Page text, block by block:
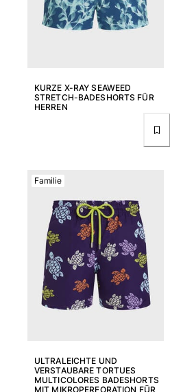
KURZE X-RAY SEAWEED
STRETCH-BADESHORTS FÜR
HERREN
ULTRALEICHTE UND
VERSTAUBARE TORTUES
MULTICOLORES BADESHORTS
MIT MIKROPERFORATION FÜR
Familie